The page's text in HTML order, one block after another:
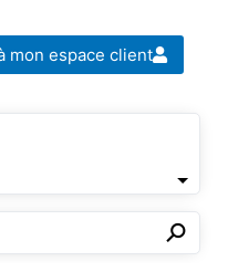
mon espace client
⚲